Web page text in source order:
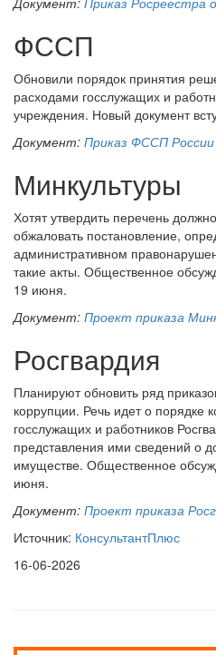
ФССП
Обновили порядок принятия
расходами госслужащих и
учреждения. Новый документ
Документ: Приказ ФССП
Минкультуры
Хотят утвердить перечень
обжаловать постановление,
административном
такие акты. Общественное
19 июня.
Документ: Проект приказа
Росгвардия
Планируют обновить ряд
коррупции. Речь идет о порядке
госслужащих и работников
представления ими сведений о
имуществе. Общественное
июня.
Документ: Проект приказа
Источник: КонсультантПлюс
16-06-2026